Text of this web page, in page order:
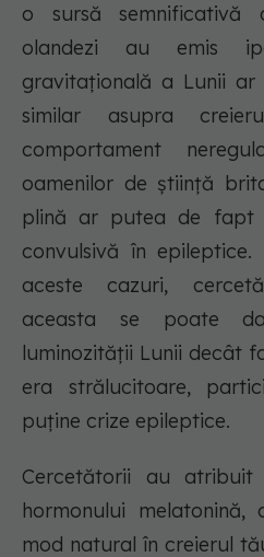
o sursă semnificativă
olandezi au emis
gravitațională a Lunii
similar asupra
comportament
oamenilor de știință
plină ar putea de fapt
convulsivă în
aceste cazuri,
aceasta se poate
luminozității Lunii decât
era strălucitoare,
puține crize epileptice.
Cercetătorii au
hormonului
mod natural în creierul